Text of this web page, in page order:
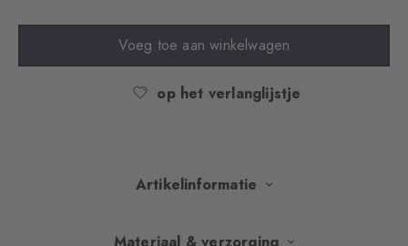
Voeg toe aan winkelwagen
op het verlanglijstje
Artikelinformatie
Elegante argyle, een fijne wolmix en de karakteristieke